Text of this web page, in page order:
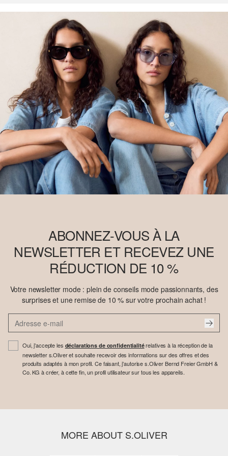
ABONNEZ-VOUS À LA
NEWSLETTER ET RECEVEZ UNE
RÉDUCTION DE 10 %
Votre newsletter mode : plein de conseils mode passionnants, des
surprises et une remise de 10 % sur votre prochain achat !
Oui, j'accepte les déclarations de confidentialitérelatives à la réception de la
newsletter s.Oliver et souhaite recevoir des informations sur des offres et des
produits adaptés à mon profil. Ce faisant, j'autorise s.Oliver Bernd Freier GmbH &
Co. KG à créer, à cette fin, un profil utilisateur sur tous les appareils.
MORE ABOUT S.OLIVER